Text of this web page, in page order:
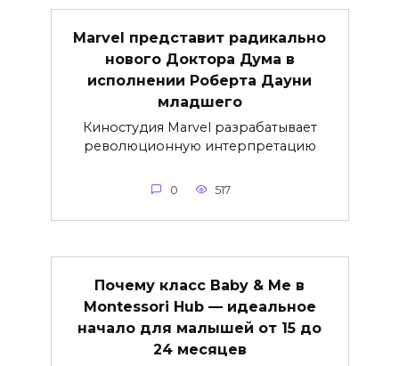
Marvel представит радикально
нового Доктора Дума в
исполнении Роберта Дауни
младшего
Киностудия Marvel разрабатывает
революционную интерпретацию
0 517
Почему класс Baby & Me в
Montessori Hub — идеальное
начало для малышей от 15 до
24 месяцев